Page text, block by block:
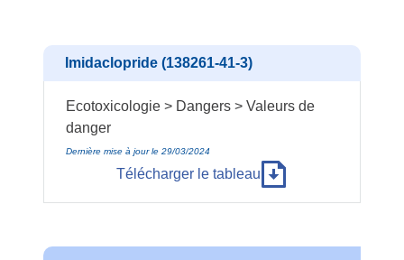
Imidaclopride (138261-41-3)
Ecotoxicologie > Dangers > Valeurs de
danger
Dernière mise à jour le 29/03/2024
Télécharger le tableau